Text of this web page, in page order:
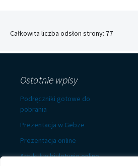
Całkowita liczba odsłon strony: 77
Ostatnie wpisy
Podręczniki gotowe do
pobrania
Prezentacja w Gebze
Prezentacja online
Artykuł w biuletynie online